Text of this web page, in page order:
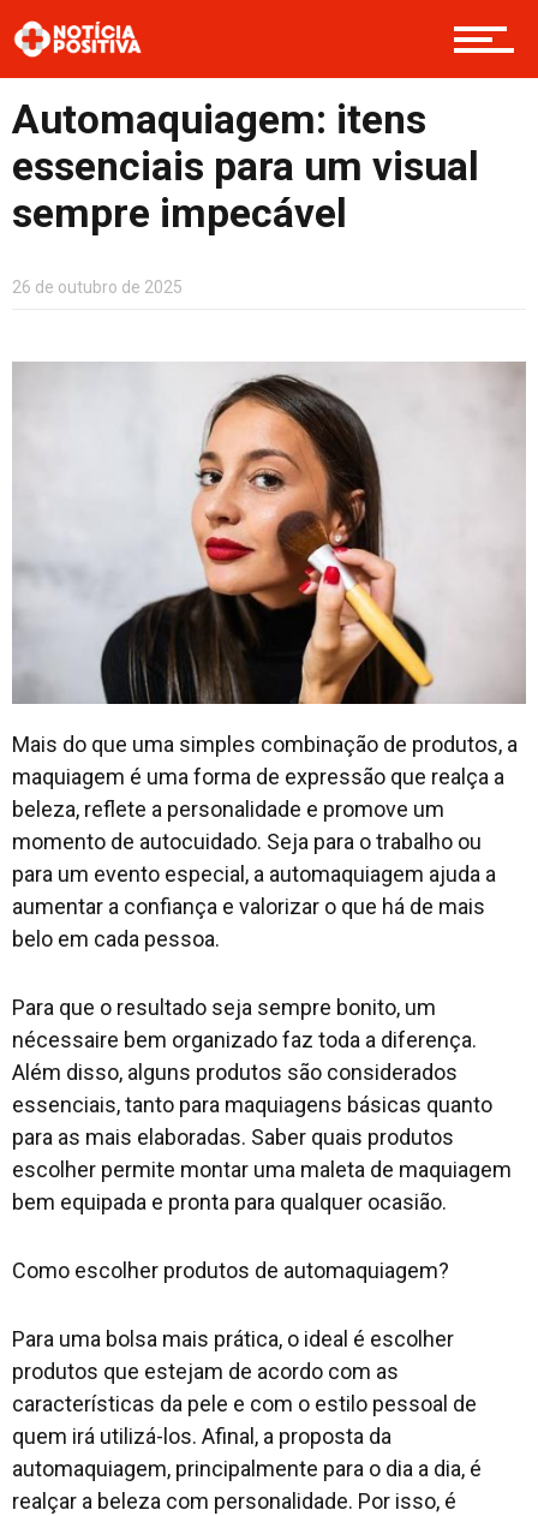
Automaquiagem: itens
essenciais para um visual
sempre impecável
26 de outubro de 2025
Mais do que uma simples combinação de produtos, a
maquiagem é uma forma de expressão que realça a
beleza, reflete a personalidade e promove um
momento de autocuidado. Seja para o trabalho ou
para um evento especial, a automaquiagem ajuda a
aumentar a confiança e valorizar o que há de mais
belo em cada pessoa.
Para que o resultado seja sempre bonito, um
nécessaire bem organizado faz toda a diferença.
Além disso, alguns produtos são considerados
essenciais, tanto para maquiagens básicas quanto
para as mais elaboradas. Saber quais produtos
escolher permite montar uma maleta de maquiagem
bem equipada e pronta para qualquer ocasião.
Como escolher produtos de automaquiagem?
Para uma bolsa mais prática, o ideal é escolher
produtos que estejam de acordo com as
características da pele e com o estilo pessoal de
quem irá utilizá-los. Afinal, a proposta da
automaquiagem, principalmente para o dia a dia, é
realçar a beleza com personalidade. Por isso, é